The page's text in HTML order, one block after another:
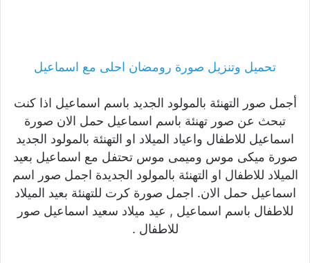
تحميل وتنزيل صورة رومضان احلى مع اسماعيل
أجمل صور التهنئة بالمولود الجديد باسم اسماعيل اذا كنت
تبحث عن صور تهنئة باسم اسماعيل حمل الان صورة
اسماعيل للاطفال واعياد الميلاد او التهنئة بالمولود الجديد
صورة ميكى موس وميمى موس تحتفل مع اسماعيل بعيد
الميلاد للاطفال او التهنئة بالمولود الجديدة اجمل صور اسم
اسماعيل حمل الان. اجمل صورة كرت للتهنئة بعيد الميلاد
للاطفال باسم اسماعيل , عيد ميلاد سعيد اسماعيل صور
للاطفال .